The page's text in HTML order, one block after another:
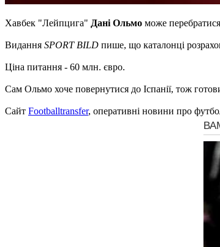
Хавбек "Лейпцига" Дані Ольмо може
Видання SPORT BILD пише, що каталонці
Ціна питання - 60 млн. євро.
Сам Ольмо хоче повернутися до Іспанії, тож
Сайт Footballtransfer, оперативні новини про